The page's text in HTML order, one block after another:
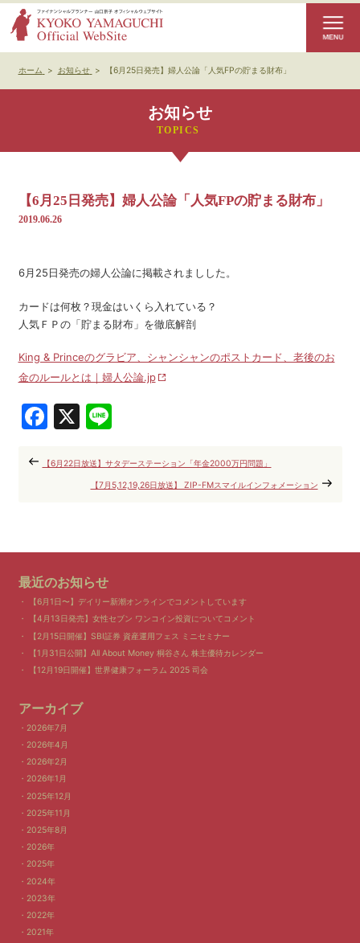
ホーム > お知らせ > 【6月25日発売】婦人公論「人気FPの貯まる財布」
お知らせ
【6月25日発売】婦人公論「人気FPの貯まる財布」
2019.06.26
6月25日発売の婦人公論に掲載されましした。
カードは何枚？現金はいくら入れている？
人気ＦＰの「貯まる財布」を徹底解剖
King & Princeのグラビア、シャンシャンのポストカード、老後のお
金のルールとは｜婦人公論.jp
Facebook
X Line
【6月22日放送】サタデーステーション「年金2000万円問題」
【7月5,12,19,26日放送】 ZIP-FMスマイルインフォメーション
最近のお知らせ
【6月1日〜】デイリー新潮オンラインでコメントしています
【4月13日発売】女性セブン ワンコイン投資についてコメント
【2月15日開催】SBI証券 資産運用フェス ミニセミナー
【1月31日公開】All About Money 桐谷さん 株主優待カレンダー
【12月19日開催】世界健康フォーラム 2025 司会
アーカイブ
2026年7月
2026年4月
2026年2月
2026年1月
2025年12月
2025年11月
2025年8月
2026年
2025年
2024年
2023年
2022年
2021年